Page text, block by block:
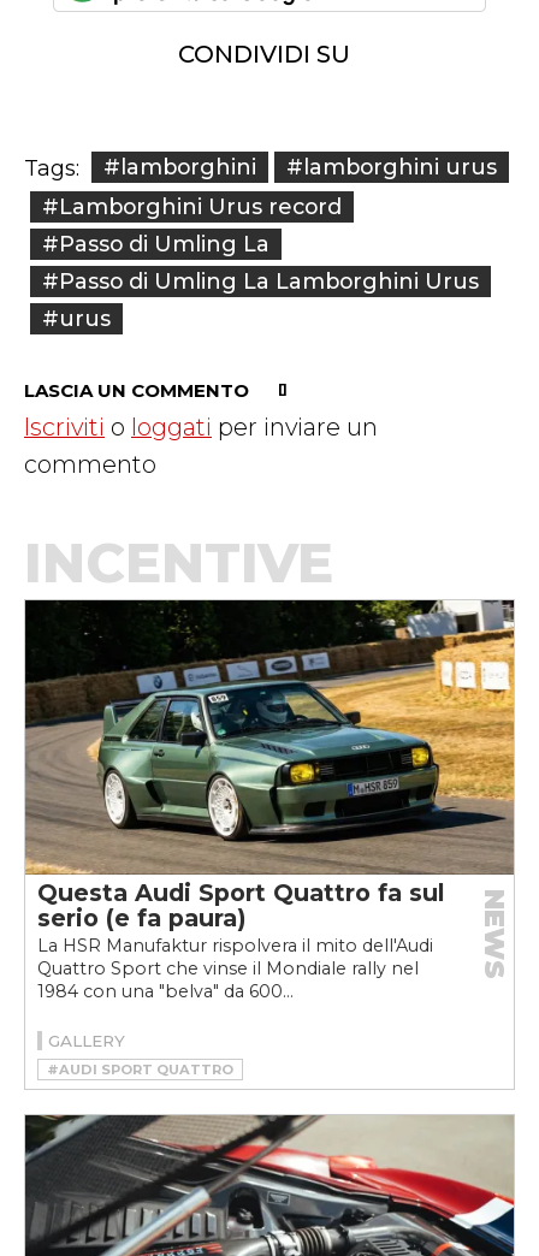
CONDIVIDI SU
Tags: #lamborghini
#lamborghini urus
#Lamborghini Urus record
#Passo di Umling La
#Passo di Umling La Lamborghini Urus
#urus
LASCIA UN COMMENTO
Iscriviti o loggati per inviare un
commento
INCENTIVE
Questa Audi Sport Quattro fa sul
serio (e fa paura)
La HSR Manufaktur rispolvera il mito dell'Audi
Quattro Sport che vinse il Mondiale rally nel
1984 con una "belva" da 600...
NEWS
GALLERY
#AUDI SPORT QUATTRO
#HSR MANUFAKTUR
#RESTOMOD